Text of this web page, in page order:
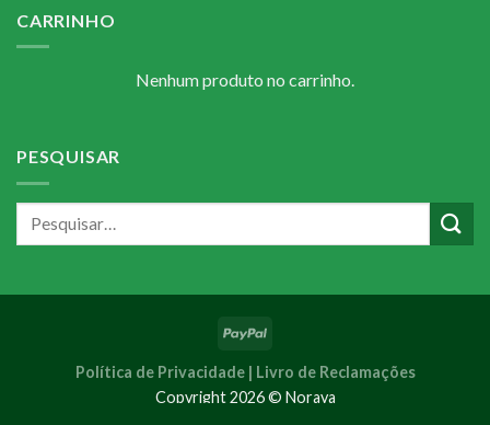
CARRINHO
Nenhum produto no carrinho.
PESQUISAR
Política de Privacidade | Livro de Reclamações
Copyright 2026 © Noraya